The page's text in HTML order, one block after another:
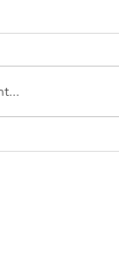
ձեր